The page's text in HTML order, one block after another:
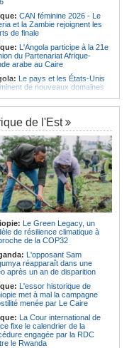
CAN féminine 2026 - Le
et la Zambie rejoignent les
de finale
L'Angola participe à la 21e
du Partenariat Afrique-
arabe au Caire
Le pays et les États-Unis
de nouveaux domaines
Adão de Almeida prône des
de promotion de l'égalité
genres
La CIVICOP réitère son
aux familles des victimes pour
ADN
Le Président de la
nomme un nouveau
d'État au MIREX
Plus de 8.000 enfants
au système éducatif au
Le Brent ouvre à 78,82
le baril
de l'Est
Le Green Legacy, un
de résilience climatique à
de la COP32
L'opposant Sam
réapparaît dans une
après un an de disparition
L'essor historique de
met à mal la campagne
menée par Le Caire
La Cour international de
fixe le calendrier de la
engagée par la RDC
le Rwanda